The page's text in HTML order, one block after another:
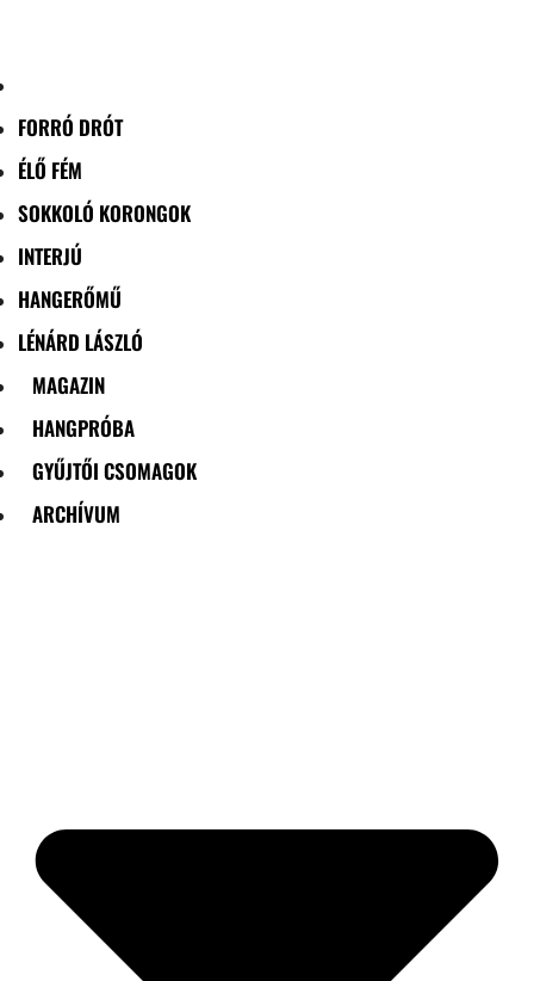
FORRÓ DRÓT
ÉLŐ FÉM
SOKKOLÓ KORONGOK
INTERJÚ
HANGERŐMŰ
LÉNÁRD LÁSZLÓ
MAGAZIN
HANGPRÓBA
GYŰJTŐI CSOMAGOK
ARCHÍVUM